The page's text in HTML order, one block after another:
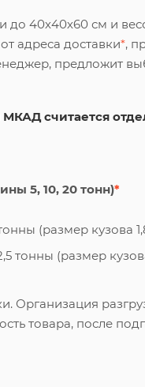
до 40х40х60 см и
адреса доставки*,
предложит
считается
5, 10, 20 тонн)*
(размер кузова
тонны (размер
Организация
товара, после